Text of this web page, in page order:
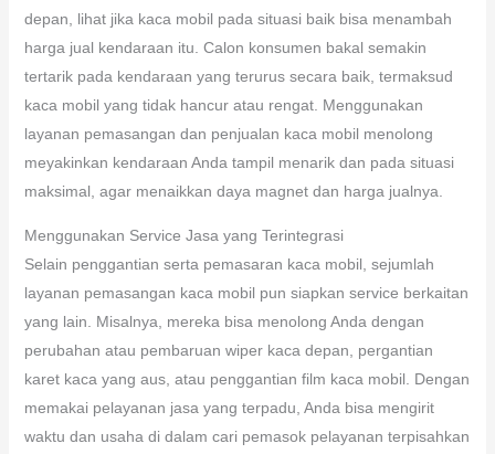
depan, lihat jika kaca mobil pada situasi baik bisa menambah
harga jual kendaraan itu. Calon konsumen bakal semakin
tertarik pada kendaraan yang terurus secara baik, termaksud
kaca mobil yang tidak hancur atau rengat. Menggunakan
layanan pemasangan dan penjualan kaca mobil menolong
meyakinkan kendaraan Anda tampil menarik dan pada situasi
maksimal, agar menaikkan daya magnet dan harga jualnya.
Menggunakan Service Jasa yang Terintegrasi
Selain penggantian serta pemasaran kaca mobil, sejumlah
layanan pemasangan kaca mobil pun siapkan service berkaitan
yang lain. Misalnya, mereka bisa menolong Anda dengan
perubahan atau pembaruan wiper kaca depan, pergantian
karet kaca yang aus, atau penggantian film kaca mobil. Dengan
memakai pelayanan jasa yang terpadu, Anda bisa mengirit
waktu dan usaha di dalam cari pemasok pelayanan terpisahkan